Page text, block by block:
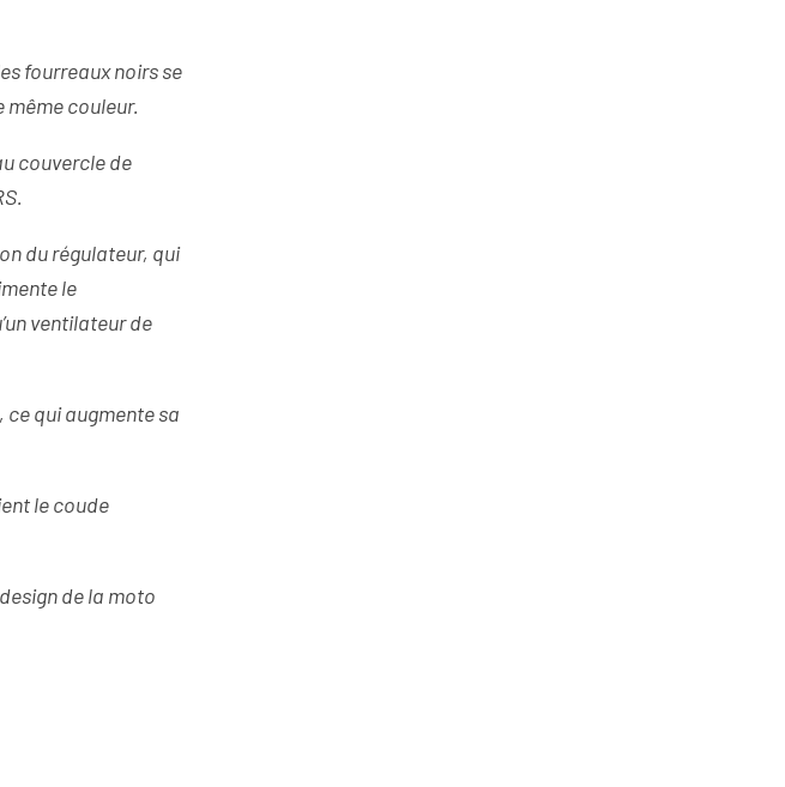
fourreaux noirs se
couleur.
couvercle de
du régulateur, qui
le
ventilateur de
ce qui augmente sa
le coude
de la moto